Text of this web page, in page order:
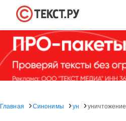
Главная Синонимы ун уничтожение